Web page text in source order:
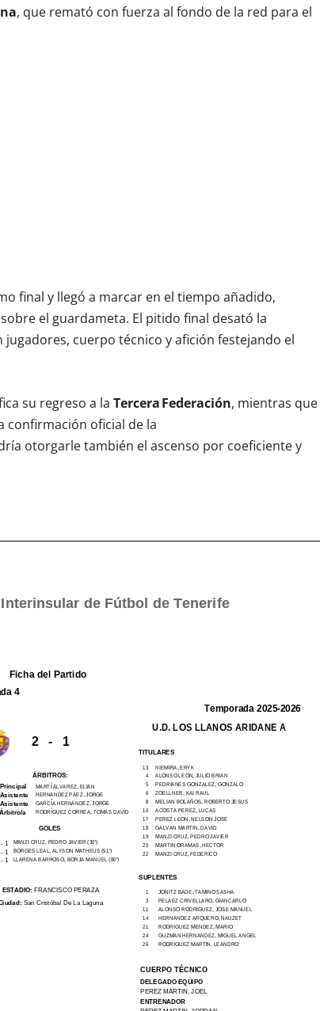
, que remató con fuerza al fondo de la red para el
final y llegó a marcar en el tiempo añadido,
el guardameta. El pitido final desató la
cuerpo técnico y afición festejando el
su regreso a la Tercera Federación, mientras que
confirmación oficial de la
otorgarle también el ascenso por coeficiente y